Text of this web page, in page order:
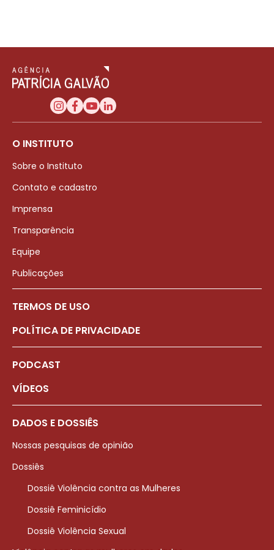
O INSTITUTO
Sobre o Instituto
Contato e cadastro
Imprensa
Transparência
Equipe
Publicações
TERMOS DE USO
POLÍTICA DE PRIVACIDADE
PODCAST
VÍDEOS
DADOS E DOSSIÊS
Nossas pesquisas de opinião
Dossiês
Dossiê Violência contra as Mulheres
Dossiê Feminicídio
Dossiê Violência Sexual